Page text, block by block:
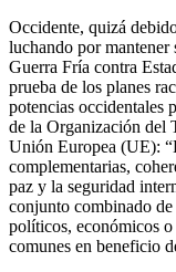
Occidente, quizá
luchando por mantener
Guerra Fría contra
prueba de los planes
potencias occidentales
de la Organización del
Unión Europea (UE):
complementarias,
paz y la seguridad
conjunto combinado de
políticos, económicos
comunes en beneficio